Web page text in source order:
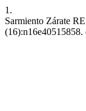
1.
Sarmiento Zárate
(16):n16e40515858.